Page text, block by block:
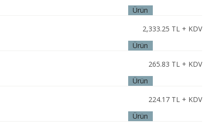
Ürün
2,333.25 TL + KDV
Ürün
265.83 TL + KDV
Ürün
224.17TL + KDV
Ürün